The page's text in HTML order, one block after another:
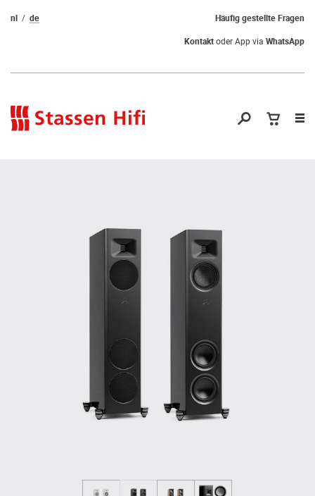
Häufig gestellte Fragen
nl
de
Kontaktoder App via WhatsApp